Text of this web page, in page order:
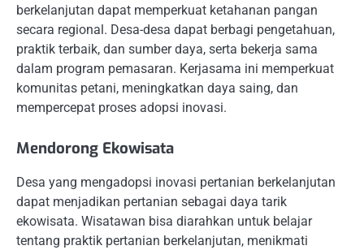
berkelanjutan dapat memperkuat ketahanan pangan
secara regional. Desa-desa dapat berbagi pengetahuan,
praktik terbaik, dan sumber daya, serta bekerja sama
dalam program pemasaran. Kerjasama ini memperkuat
komunitas petani, meningkatkan daya saing, dan
mempercepat proses adopsi inovasi.
Mendorong Ekowisata
Desa yang mengadopsi inovasi pertanian berkelanjutan
dapat menjadikan pertanian sebagai daya tarik
ekowisata. Wisatawan bisa diarahkan untuk belajar
tentang praktik pertanian berkelanjutan, menikmati